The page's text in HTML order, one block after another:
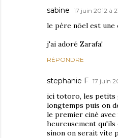
sabine 17 juin 2012 à
le père nöel est une
j'ai adoré Zarafa!
RÉPONDRE
stephanie F 17 juin
ici totoro, les petits
longtemps puis on
le premier ciné avec
heureusement
sinon on serait vite